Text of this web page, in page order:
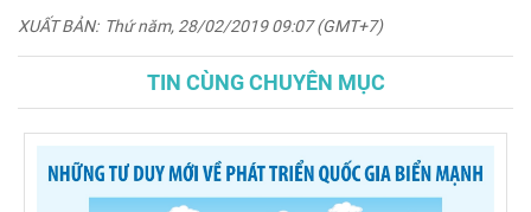
XUẤT BẢN: Thứ năm, 28/02/2019 09:07 (GMT+7)
TIN CÙNG CHUYÊN MỤC